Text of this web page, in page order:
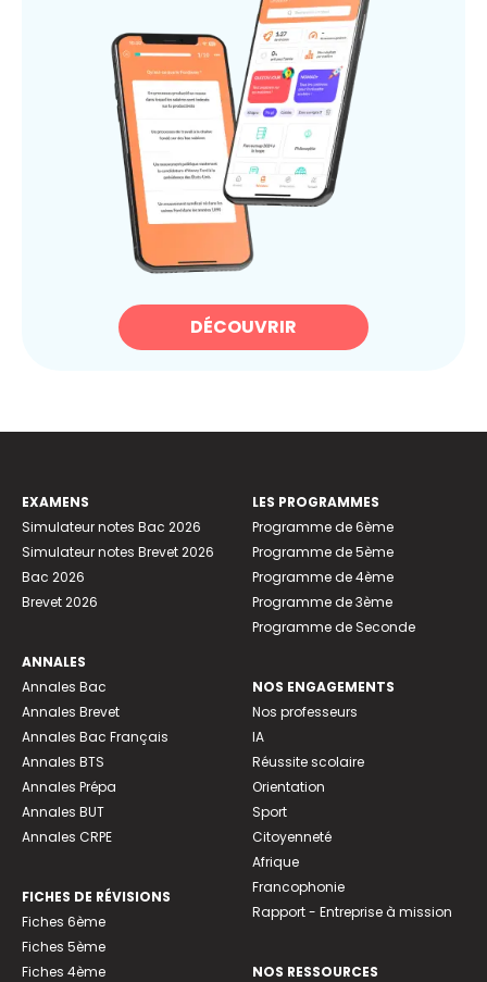
DÉCOUVRIR
EXAMENS
Simulateur notes Bac 2026
Simulateur notes Brevet 2026
Bac 2026
Brevet 2026
ANNALES
Annales Bac
Annales Brevet
Annales Bac Français
Annales BTS
Annales Prépa
Annales BUT
Annales CRPE
FICHES DE RÉVISIONS
Fiches 6ème
Fiches 5ème
Fiches 4ème
LES PROGRAMMES
Programme de 6ème
Programme de 5ème
Programme de 4ème
Programme de 3ème
Programme de Seconde
NOS ENGAGEMENTS
Nos professeurs
IA
Réussite scolaire
Orientation
Sport
Citoyenneté
Afrique
Francophonie
Rapport - Entreprise à mission
NOS RESSOURCES